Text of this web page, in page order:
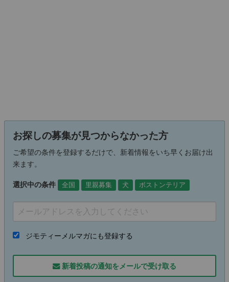
お探しの募集が見つからなかった方
ご希望の条件を登録するだけで、新着情報をいち早くお届け出
来ます。
選択中の条件 全国 里親募集 犬 ボストンテリア
ジモティーメルマガにも登録する
新着投稿の通知をメールで受け取る